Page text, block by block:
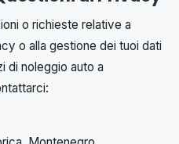
o richieste relative a
o alla gestione dei tuoi dati
di noleggio auto a